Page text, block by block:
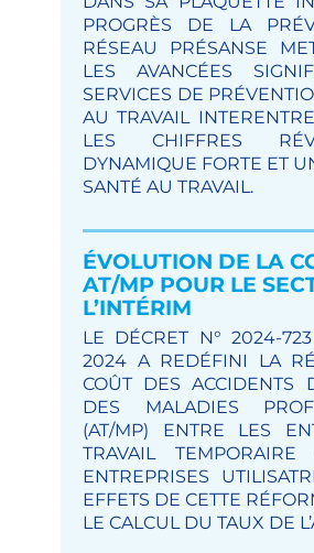
PROGRÈS DE LA
RÉSEAU PRÉSANSE
LES AVANCÉES
SERVICES DE
AU TRAVAIL
LES CHIFFRES
DYNAMIQUE FORTE ET
SANTÉ AU TRAVAIL.
ÉVOLUTION DE LA
AT/MP POUR LE
L’INTÉRIM
LE DÉCRET N° 2024-
2024 A REDÉFINI LA
COÛT DES ACCIDENTS
DES MALADIES
(AT/MP) ENTRE LES
TRAVAIL
ENTREPRISES
EFFETS DE CETTE
LE CALCUL DU TAUX DE